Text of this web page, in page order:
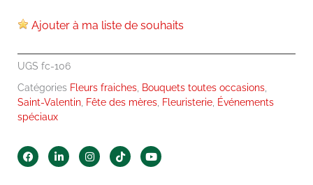
Ajouter à ma liste de souhaits
UGS fc-106
Catégories Fleurs fraiches, Bouquets toutes occasions,
Saint-Valentin, Fête des mères, Fleuristerie, Événements
spéciaux
F
a
L
i
I
n
T
i
Y
o